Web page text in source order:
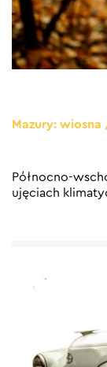
Mazury:
Północno-
ujęciach